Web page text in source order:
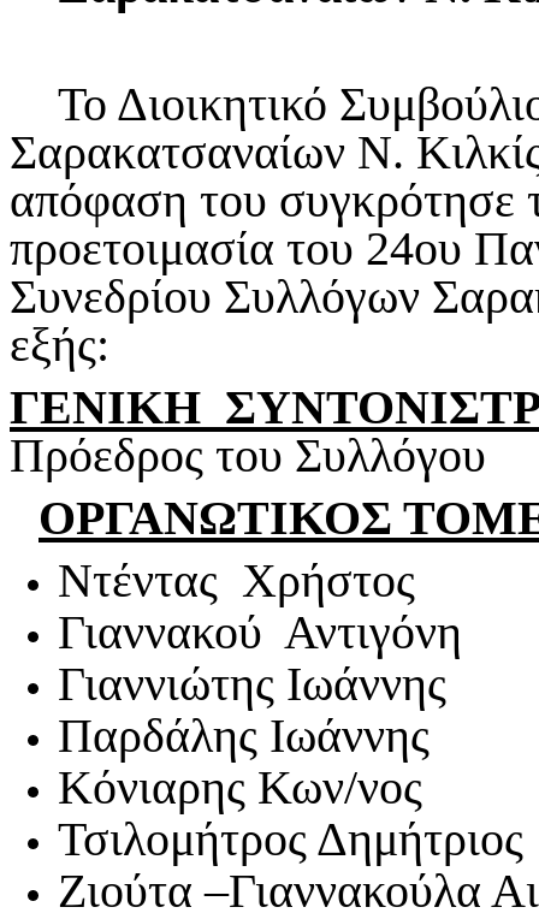
Το Διοικητικό
Σαρακατσαναίων Ν.
απόφαση του συγκρότησε
προετοιμασία του 24ου
Συνεδρίου Συλλόγων
εξής:
ΓΕΝΙΚΗ
Πρόεδρος του Συλλόγου
ΟΡΓΑΝΩΤΙΚΟΣ
Ντέντας Χρήστος
Γιαννακού Αντιγόνη
Γιαννιώτης Ιωάννης
Παρδάλης Ιωάννης
Κόνιαρης Κων/νος
Τσιλομήτρος Δημήτριος
Ζιούτα –Γιαννακούλα